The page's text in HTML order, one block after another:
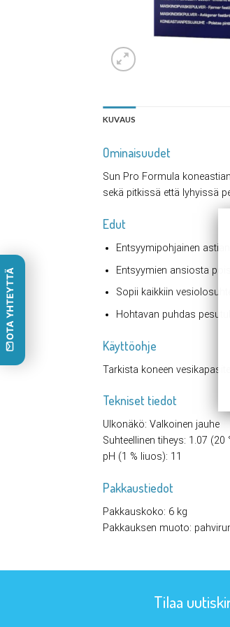
KUVAUS
Ominaisuudet
Sun Pro Formula
sekä pitkissä että lyhyissä
Edut
Entsyymipohjainen
Entsyymien ansiosta
Sopii kaikkiin
Hohtavan puhdas
Käyttöohje
Tarkista koneen
Tekniset tiedot
Ulkonäkö: Valkoinen jauhe
Suhteellinen tiheys: 1.07 (20
pH (1 % liuos): 11
Pakkaustiedot
Pakkauskoko: 6 kg
Pakkauksen muoto:
Tilaa
OTA YHTEYTTÄ